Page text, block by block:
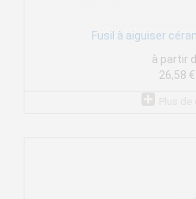
Fusil à aiguiser
à partir
26,58 €